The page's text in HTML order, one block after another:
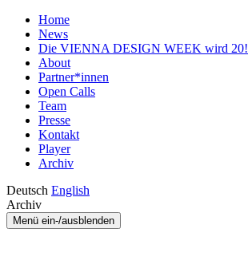
Home
News
Die VIENNA DESIGN WEEK wird 20!
About
Partner*innen
Open Calls
Team
Presse
Kontakt
Player
Archiv
Deutsch English
Archiv
Menü ein-/ausblenden